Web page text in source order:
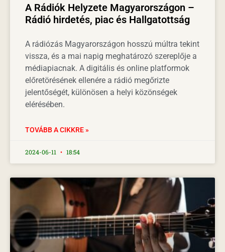
A Rádiók Helyzete Magyarországon –
Rádió hirdetés, piac és Hallgatottság
A rádiózás Magyarországon hosszú múltra tekint
vissza, és a mai napig meghatározó szereplője a
médiapiacnak. A digitális és online platformok
előretörésének ellenére a rádió megőrizte
jelentőségét, különösen a helyi közönségek
elérésében.
TOVÁBB A CIKKRE »
2024-06-11 18:54